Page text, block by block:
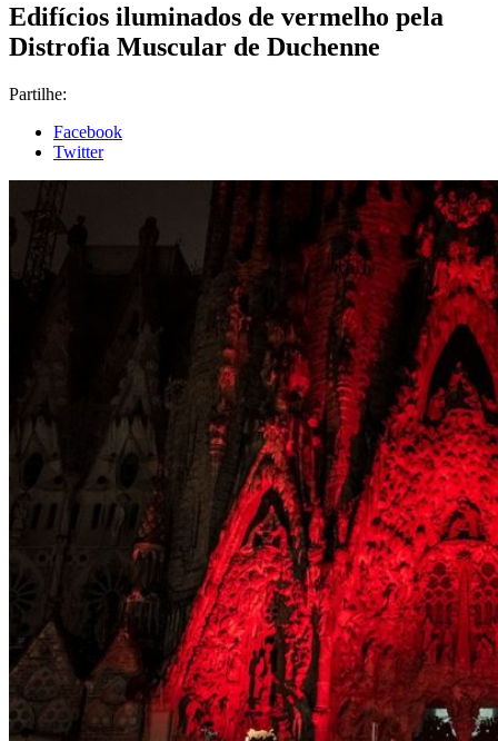
Edifícios iluminados de vermelho pela
Distrofia Muscular de Duchenne
Partilhe:
Facebook
Twitter